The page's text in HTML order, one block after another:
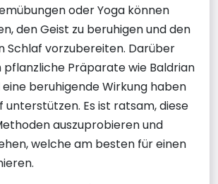
oder Yoga können
den Geist zu beruhigen und den
Schlaf vorzubereiten. Darüber
pflanzliche Präparate wie Baldrian
beruhigende Wirkung haben
unterstützen. Es ist ratsam, diese
auszuprobieren und
welche am besten für einen